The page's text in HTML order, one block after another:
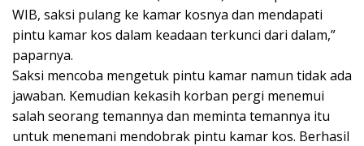
WIB, saksi pulang ke kamar kosnya dan mendapati
pintu kamar kos dalam keadaan terkunci dari dalam,”
paparnya.
Saksi mencoba mengetuk pintu kamar namun tidak ada
jawaban. Kemudian kekasih korban pergi menemui
salah seorang temannya dan meminta temannya itu
untuk menemani mendobrak pintu kamar kos. Berhasil